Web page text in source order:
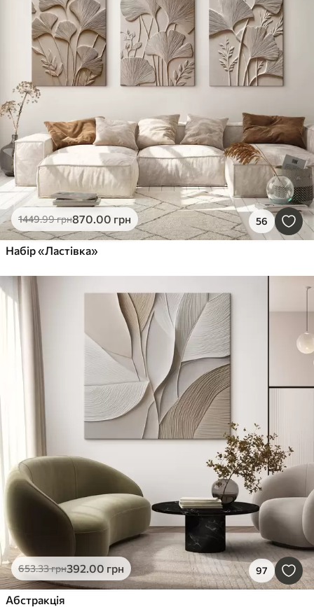
1449.99грн870.00 грн 56
Набір «Ластівка»
653.33грн392.00 грн 97
Абстракція